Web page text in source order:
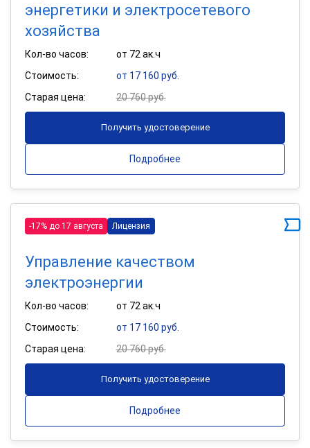
энергетики и электросетевого
хозяйства
Кол-во часов:
от 72 ак.ч
Стоимость:
от 17 160 руб.
Старая цена:
20 760 руб.
Получить удостоверение
Подробнее
-17% до 17 августа Лицензия
Управление качеством
электроэнергии
Кол-во часов:
от 72 ак.ч
Стоимость:
от 17 160 руб.
Старая цена:
20 760 руб.
Получить удостоверение
Подробнее